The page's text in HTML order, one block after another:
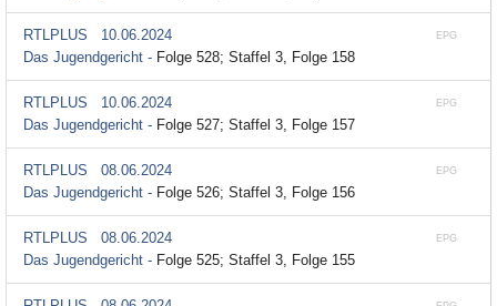
EPG
RTLPLUS
10.06.2024
Das Jugendgericht - Folge 528; Staffel 3, Folge 158
EPG
RTLPLUS
10.06.2024
Das Jugendgericht - Folge 527; Staffel 3, Folge 157
EPG
RTLPLUS
08.06.2024
Das Jugendgericht - Folge 526; Staffel 3, Folge 156
EPG
RTLPLUS
08.06.2024
Das Jugendgericht - Folge 525; Staffel 3, Folge 155